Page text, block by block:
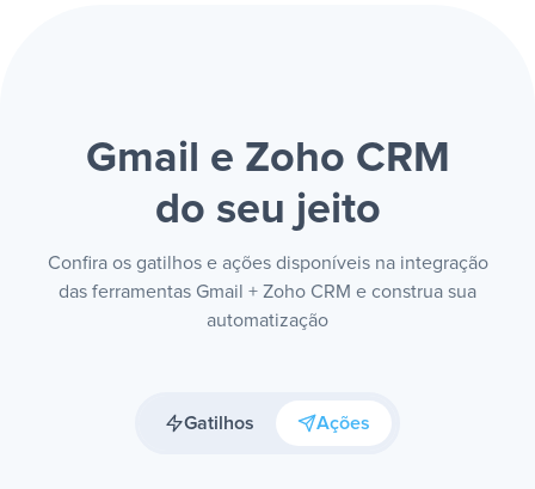
Gmail e Zoho CRM
do seu jeito
Confira os gatilhos e ações disponíveis na integração
das ferramentas Gmail + Zoho CRM e construa sua
automatização
Gatilhos Ações